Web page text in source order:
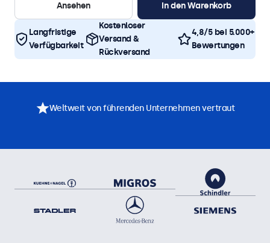
Ansehen In den Warenkorb
Langfristige
Verfügbarkeit
Kostenloser
Versand &
Rückversand
4,8/5 bei 5.000+
Bewertungen
Weltweit von führenden Unternehmen vertraut